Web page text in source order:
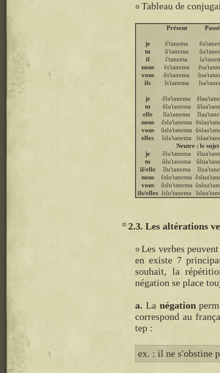
Tableau de
Présent Passé
je ê'tanema
tu
û'tanema
il
î'tanema
nous
ês'tanema
vous
ûs'tanema
ils
îs'tanema
je êla'tanema
tu
ûla'tanema
elle
îla'tanema
nous
êsla'tanema
vous
ûsla'tanema
elles
îsla'tanema
Neutre : le
je
êlu'tanema
tu
ûlu'tanema
il/elle
îlu'tanema
nous
êslu'tanema
vous
ûslu'tanema
ils/elles îslu'tanema
2.3. Les altérations
Les verbes
en existe 7
souhait, la
négation se place
a. La négation
correspond au
tep :
ex. : il ne s'obstine